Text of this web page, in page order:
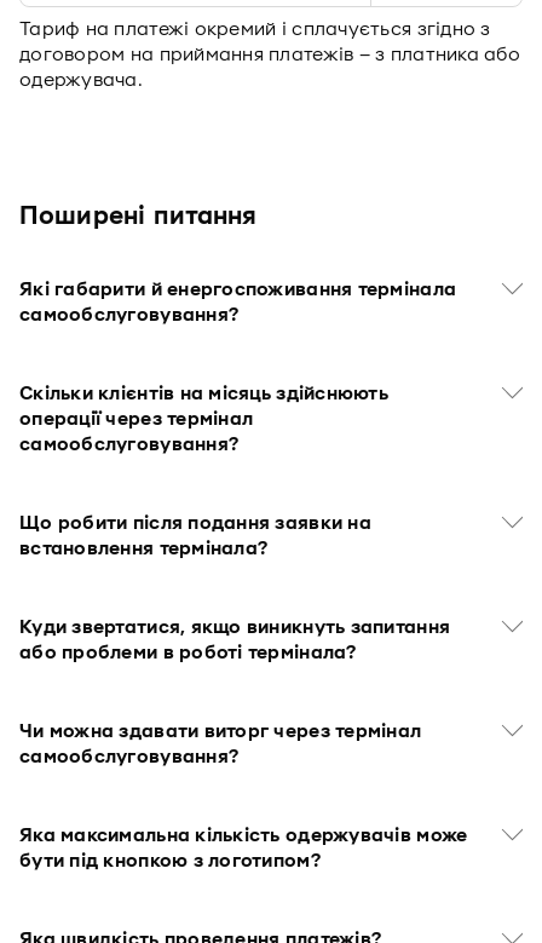
Тариф на платежі окремий і сплачується згідно з
договором на приймання платежів – з платника або
одержувача.
Поширенi питання
Які габарити й енергоспоживання термінала
самообслуговування?
Скільки клієнтів на місяць здійснюють
операції через термінал
самообслуговування?
Що робити після подання заявки на
встановлення термінала?
Куди звертатися, якщо виникнуть запитання
або проблеми в роботі термінала?
Чи можна здавати виторг через термінал
самообслуговування?
Яка максимальна кількість одержувачів може
бути під кнопкою з логотипом?